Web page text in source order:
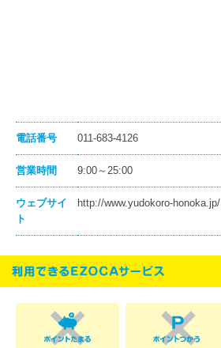
電話番号 011-683-4126
営業時間 9:00～25:00
ウェブサイ
ト
http://www.yudokoro-honoka.jp/